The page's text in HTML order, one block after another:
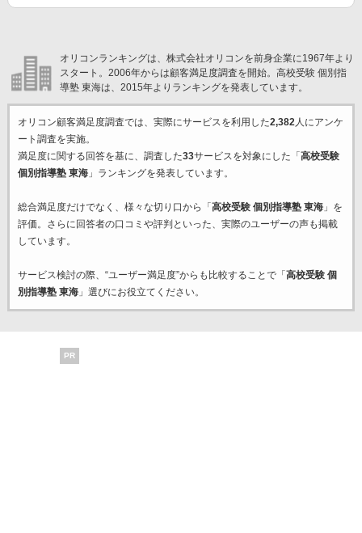
オリコンランキングは、株式会社オリコンを前身企業に1967年より
スタート。2006年からは顧客満足度調査を開始。高校受験 個別指
導塾 東海は、2015年よりランキングを発表しています。
オリコン顧客満足度調査では、実際にサービスを利用した2,382人にアンケ
ート調査を実施。
満足度に関する回答を基に、調査した33サービスを対象にした「 高校受験
個別指導塾 東海」ランキングを発表しています。
総合満足度だけでなく、様々な切り口から「 高校受験 個別指導塾 東海」を
評価。さらに回答者の口コミや評判といった、実際のユーザーの声も掲載
しています。
サービス検討の際、“ユーザー満足度”からも比較することで「 高校受験 個
別指導塾 東海」選びにお役立てください。
PR